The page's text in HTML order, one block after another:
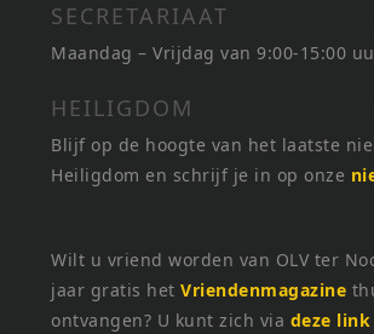
SECRETARIAAT
Maandag – Vrijdag van 9:00-15:00
HEILIGDOM
Blijf op de hoogte van het laatste
Heiligdom en schrijf je in op onze
Wilt u vriend worden van OLV ter
jaar gratis hetVriendenmagazine
ontvangen? U kunt zich via deze link